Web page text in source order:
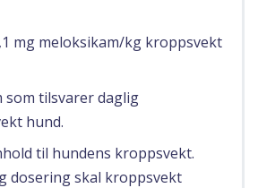
mg meloksikam/kg kroppsvekt
som tilsvarer daglig
hund.
til hundens kroppsvekt.
dosering skal kroppsvekt